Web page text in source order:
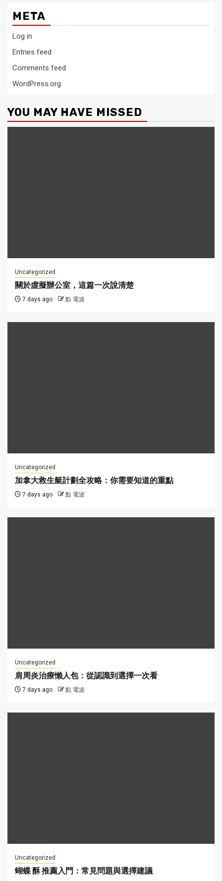
META
Log in
Entries feed
Comments feed
WordPress.org
YOU MAY HAVE MISSED
Uncategorized
關於虛擬辦公室，這篇一次說清楚
7 days ago 點 電波
Uncategorized
加拿大救生艇計劃全攻略：你需要知道的重點
7 days ago 點 電波
Uncategorized
肩周炎治療懶人包：從認識到選擇一次看
7 days ago 點 電波
Uncategorized
蝴蝶 酥 推薦入門：常見問題與選擇建議